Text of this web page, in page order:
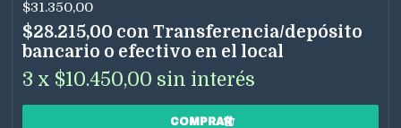
$31.350,00
$28.215,00 con Transferencia/depósito
bancario o efectivo en el local
3 x $10.450,00 sin interés